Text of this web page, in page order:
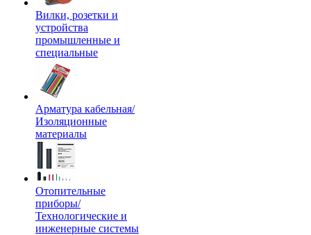
Вилки, розетки и
устройства
промышленные и
специальные
Арматура кабельная/
Изоляционные
материалы
Отопительные
приборы/
Технологические и
инженерные системы